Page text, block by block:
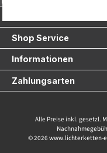
Shop Service
Informationen
Zahlungsarten
Alle Preise inkl. gesetzl.
© 2026 www.lichterketten-